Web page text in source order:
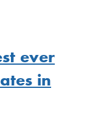
ever
in